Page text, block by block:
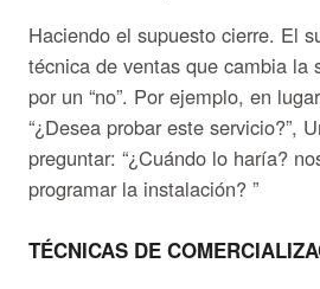
Haciendo el supuesto cierre. El
técnica de ventas que cambia la
por un “no”. Por ejemplo, en
“¿Desea probar este servicio?”,
preguntar: “¿Cuándo lo haría?
programar la instalación? ”
TÉCNICAS DE